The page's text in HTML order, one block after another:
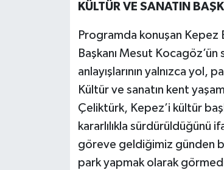
KÜLTÜR VE SANATIN
Programda konuşan
Başkanı Mesut Kocagöz’ün
anlayışlarının yalnızca yol,
Kültür ve sanatın kent
Çeliktürk, Kepez’i kültür
kararlılıkla
göreve geldiğimiz günden
park yapmak olarak